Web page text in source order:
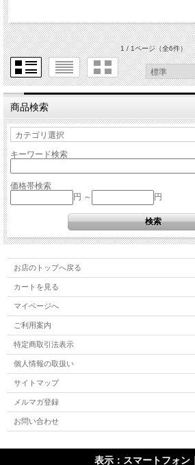
1 / 1ページ（全6件）
商品検索
キーワード検索
価格帯検索
円 ～
円
お店のトップへ戻る
カートを見る
マイページへ
ご利用案内
特定商取引法表示
個人情報の取扱い
サイトマップ
メルマガ登録
お問い合わせ
表示：スマートフォン｜